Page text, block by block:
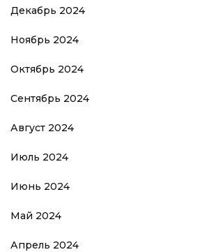
Декабрь 2024
Ноябрь 2024
Октябрь 2024
Сентябрь 2024
Август 2024
Июль 2024
Июнь 2024
Май 2024
Апрель 2024